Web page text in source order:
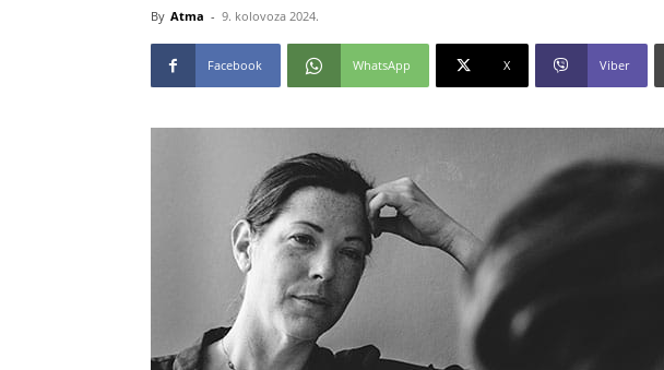
By Atma - 9. kolovoza 2024.
Facebook WhatsApp X Viber